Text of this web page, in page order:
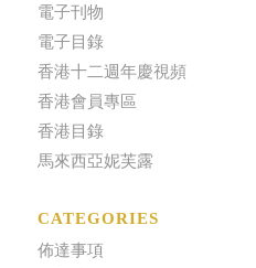
電子刊物
電子目錄
香港十二週年慶視頻
香港會員專區
香港目錄
馬來西亞妮芙露
CATEGORIES
佈達事項